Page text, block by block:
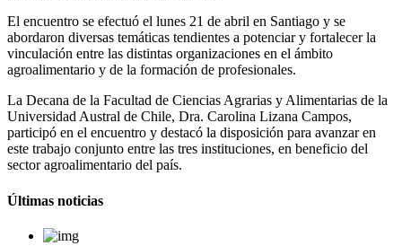
El encuentro se efectuó el lunes 21 de abril en Santiago y se
abordaron diversas temáticas tendientes a potenciar y fortalecer la
vinculación entre las distintas organizaciones en el ámbito
agroalimentario y de la formación de profesionales.
La Decana de la Facultad de Ciencias Agrarias y Alimentarias de la
Universidad Austral de Chile, Dra. Carolina Lizana Campos,
participó en el encuentro y destacó la disposición para avanzar en
este trabajo conjunto entre las tres instituciones, en beneficio del
sector agroalimentario del país.
Últimas noticias